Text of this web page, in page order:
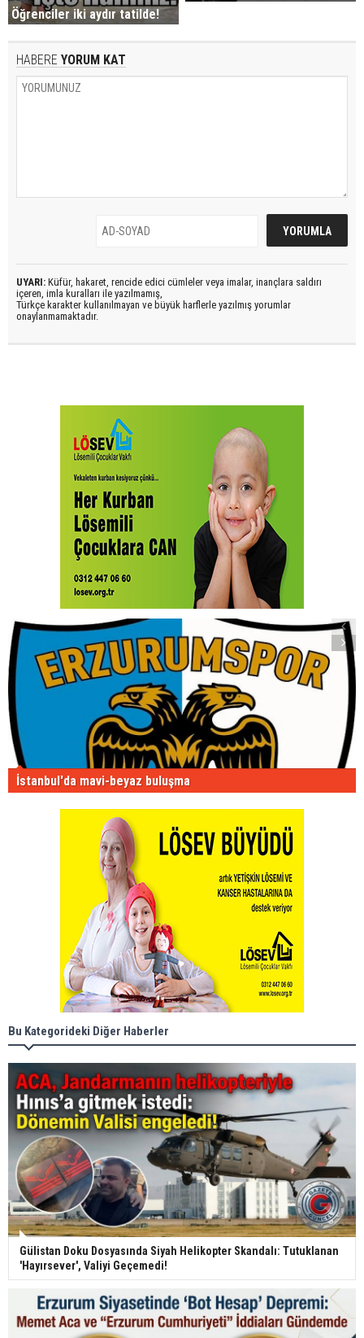
Öğrenciler iki aydır tatilde!
HABERE YORUM KAT
UYARI: Küfür, hakaret, rencide edici cümleler veya imalar, inançlara saldırı
içeren, imla kuralları ile yazılmamış,
Türkçe karakter kullanılmayan ve büyük harflerle yazılmış yorumlar
onaylanmamaktadır.
İstanbul'da mavi-beyaz buluşma
Bu Kategorideki Diğer Haberler
Gülistan Doku Dosyasında Siyah Helikopter Skandalı: Tutuklanan
'Hayırsever', Valiyi Geçemedi!